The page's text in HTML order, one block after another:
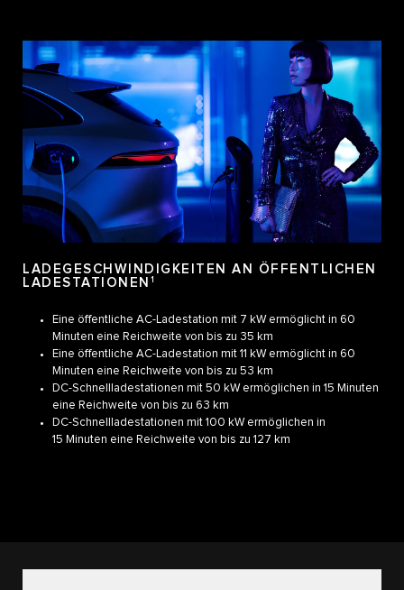
LADEGESCHWINDIGKEITEN AN ÖFFENTLICHEN
LADESTATIONEN 1
Eine öffentliche AC-Ladestation mit 7 kW ermöglicht in 60
Minuten eine Reichweite von bis zu 35 km
Eine öffentliche AC-Ladestation mit 11 kW ermöglicht in 60
Minuten eine Reichweite von bis zu 53 km
DC-Schnellladestationen mit 50 kW ermöglichen in 15 Minuten
eine Reichweite von bis zu 63 km
DC-Schnellladestationen mit 100 kW ermöglichen in
15 Minuten eine Reichweite von bis zu 127 km